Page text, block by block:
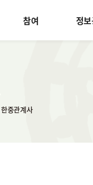
참여 정
한중관계사